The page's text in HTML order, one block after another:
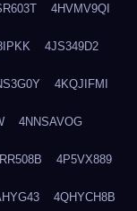
4HVMV9QI
4JS349D2
4KQJIFMI
4NNSAVOG
4P5VX889
4QHYCH8B